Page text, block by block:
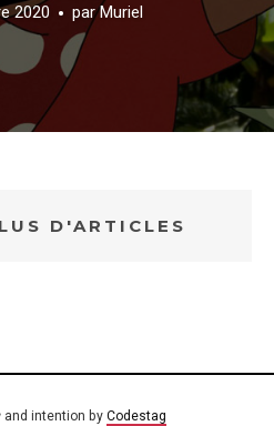
2020 parMuriel
D'ARTICLES
intention by Codestag